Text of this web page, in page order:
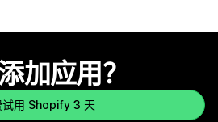
加应用？
试用 Shopify 3 天